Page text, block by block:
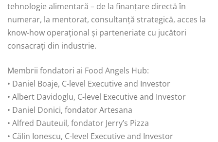
tehnologie alimentară – de la finanțare directă în
numerar, la mentorat, consultanță strategică, acces la
know-how operațional și parteneriate cu jucători
consacrați din industrie.
Membrii fondatori ai Food Angels Hub:
• Daniel Boaje, C-level Executive and Investor
• Albert Davidoglu, C-level Executive and Investor
• Daniel Donici, fondator Artesana
• Alfred Dauteuil, fondator Jerry’s Pizza
• Călin Ionescu, C-level Executive and Investor